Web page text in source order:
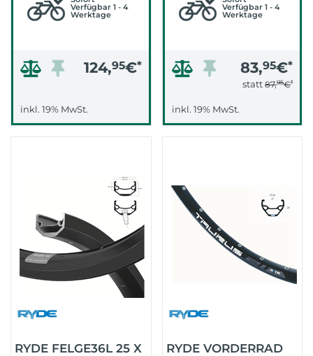
Verfügbar 1 - 4
Werktage
124,95€*
inkl. 19% MwSt.
Verfügbar 1 - 4
Werktage
83,95€*
statt 87,95€*
inkl. 19% MwSt.
RYDE FELGE36L 25 X
RYDE VORDERRAD